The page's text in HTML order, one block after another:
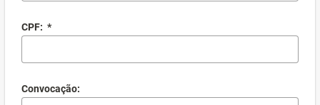
CPF: *
Convocação: